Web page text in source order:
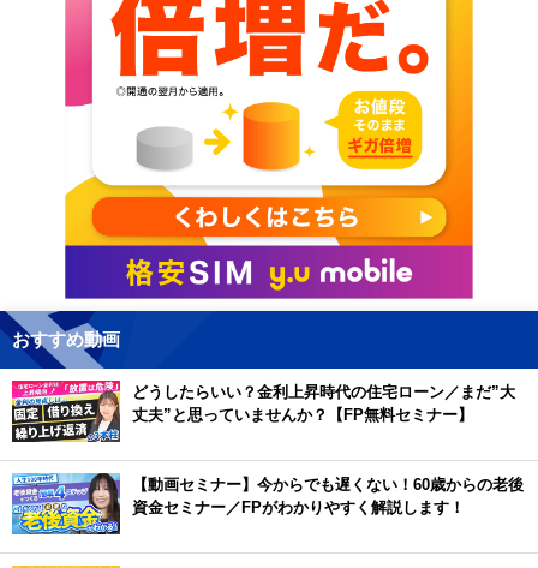
おすすめ動画
どうしたらいい？金利上昇時代の住宅ローン／まだ”大
丈夫”と思っていませんか？【FP無料セミナー】
【動画セミナー】今からでも遅くない！60歳からの老後
資金セミナー／FPがわかりやすく解説します！